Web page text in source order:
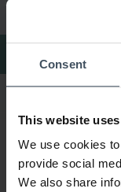
Consent
This website
We use cookies
provide social
We also share